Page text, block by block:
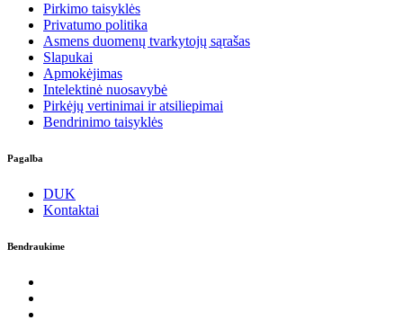
Pirkimo taisyklės
Privatumo politika
Asmens duomenų tvarkytojų sąrašas
Slapukai
Apmokėjimas
Intelektinė nuosavybė
Pirkėjų vertinimai ir atsiliepimai
Bendrinimo taisyklės
Pagalba
DUK
Kontaktai
Bendraukime